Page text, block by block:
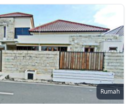
Rumah